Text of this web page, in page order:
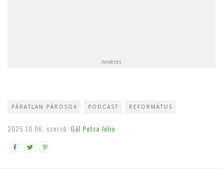
hirdetés
PÁRATLAN PÁROSOK PODCAST REFORMÁTUS
2025.10.06. szerző: Gál Petra Júlia